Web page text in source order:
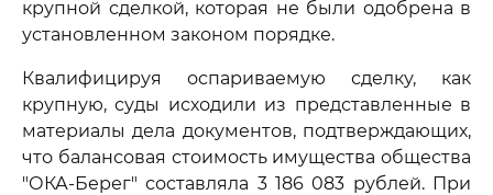
крупной сделкой, которая не были одобрена в
установленном законом порядке.
Квалифицируя оспариваемую сделку, как
крупную, суды исходили из представленные в
материалы дела документов, подтверждающих,
что балансовая стоимость имущества общества
"ОКА-Берег" составляла 3 186 083 рублей. При